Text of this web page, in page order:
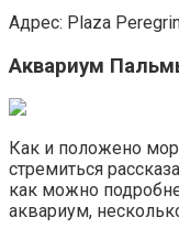
Адрес: Plaza
Аквариум
Как и положено
стремиться
как можно
аквариум,